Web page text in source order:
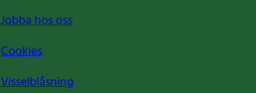
Jobba hos oss
Cookies
Visselblåsning